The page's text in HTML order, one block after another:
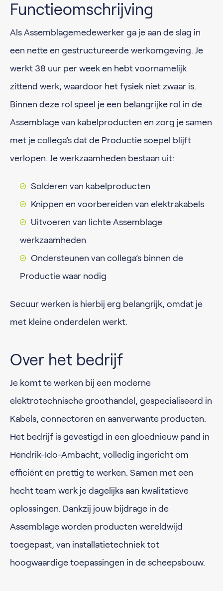
Functieomschrijving
Als Assemblagemedewerker ga je aan de slag in
een nette en gestructureerde werkomgeving. Je
werkt 38 uur per week en hebt voornamelijk
zittend werk, waardoor het fysiek niet zwaar is.
Binnen deze rol speel je een belangrijke rol in de
Assemblage van kabelproducten en zorg je samen
met je collega’s dat de Productie soepel blijft
verlopen. Je werkzaamheden bestaan uit:
Solderen van kabelproducten
Knippen en voorbereiden van elektrakabels
Uitvoeren van lichte Assemblage
werkzaamheden
Ondersteunen van collega’s binnen de
Productie waar nodig
Secuur werken is hierbij erg belangrijk, omdat je
met kleine onderdelen werkt.
Over het bedrijf
Je komt te werken bij een moderne
elektrotechnische groothandel, gespecialiseerd in
Kabels, connectoren en aanverwante producten.
Het bedrijf is gevestigd in een gloednieuw pand in
Hendrik-Ido-Ambacht, volledig ingericht om
efficiënt en prettig te werken. Samen met een
hecht team werk je dagelijks aan kwalitatieve
oplossingen. Dankzij jouw bijdrage in de
Assemblage worden producten wereldwijd
toegepast, van installatietechniek tot
hoogwaardige toepassingen in de scheepsbouw.